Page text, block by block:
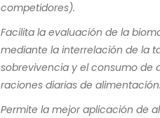
competidores).
Facilita la evaluación de la
mediante la interrelación de la
sobrevivencia y el consumo de
raciones diarias de alimentación.
Permite la mejor aplicación de